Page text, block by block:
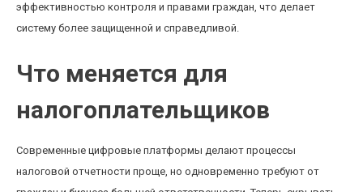
эффективностью контроля и правами граждан, что делает
систему более защищенной и справедливой.
Что меняется для
налогоплательщиков
Современные цифровые платформы делают процессы
налоговой отчетности проще, но одновременно требуют от